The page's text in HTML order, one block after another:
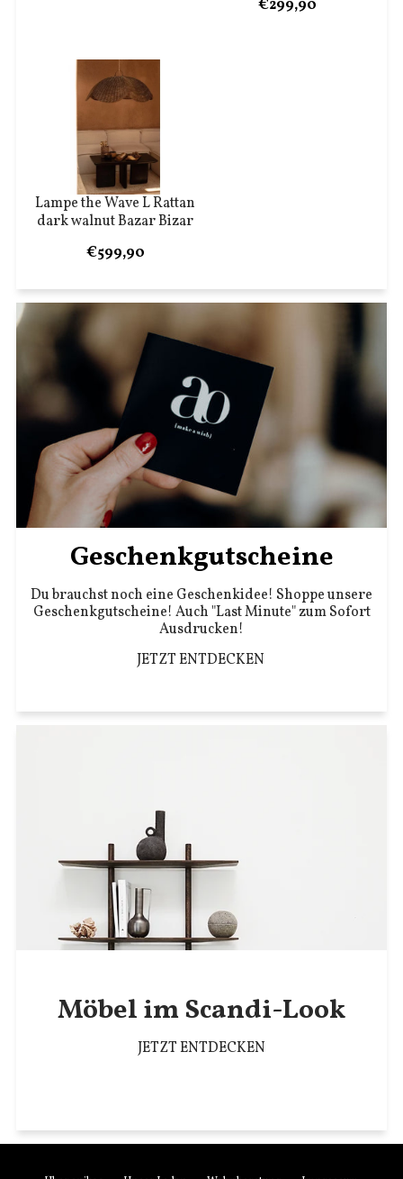
€299,90
Lampe the Wave L Rattan
dark walnut Bazar Bizar
€599,90
Geschenkgutscheine
Du brauchst noch eine Geschenkidee! Shoppe unsere
Geschenkgutscheine! Auch "Last Minute" zum Sofort
Ausdrucken!
JETZT ENTDECKEN
Möbel im Scandi-Look
JETZT ENTDECKEN